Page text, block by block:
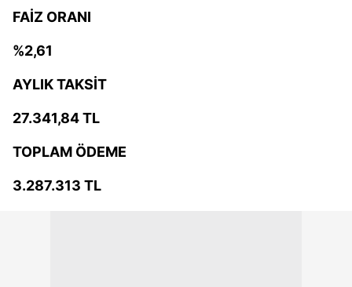
FAİZ ORANI
%2,61
AYLIK TAKSİT
27.341,84 TL
TOPLAM ÖDEME
3.287.313 TL